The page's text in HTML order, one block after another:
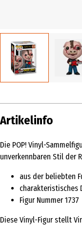
Artikelinfo
Die POP! Vinyl-
unverkennbaren Stil der
aus der beliebten
charakteristisches
Figur Nummer 1737
Diese Vinyl-Figur stellt